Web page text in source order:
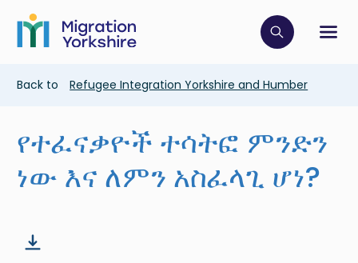
main
content
Skip
main
Click to
Breadcrumb
Back to Refugee Integration Yorkshire and Humber
የተፈናቃዮች ተሳትፎ ምንድን
ነው እና ለምን አስፈላጊ ሆነ?